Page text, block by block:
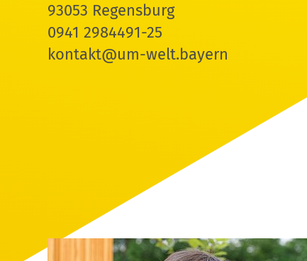
93053 Regensburg
0941 2984491-25
kontakt@um-welt.bayern